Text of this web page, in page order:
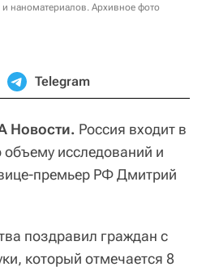
наноматериалов. Архивное фото
Telegram
Новости. Россия входит в
исследований и
премьер РФ Дмитрий
поздравил граждан с
который отмечается 8